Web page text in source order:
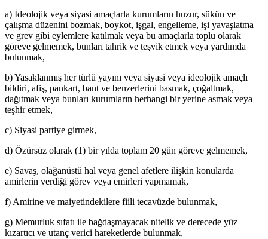
a) İdeolojik veya siyasi amaçlarla kurumların huzur, sükün ve
çalışma düzenini bozmak, boykot, işgal, engelleme, işi yavaşlatma
ve grev gibi eylemlere katılmak veya bu amaçlarla toplu olarak
göreve gelmemek, bunları tahrik ve teşvik etmek veya yardımda
bulunmak,
b) Yasaklanmış her türlü yayını veya siyasi veya ideolojik amaçlı
bildiri, afiş, pankart, bant ve benzerlerini basmak, çoğaltmak,
dağıtmak veya bunları kurumların herhangi bir yerine asmak veya
teşhir etmek,
c) Siyasi partiye girmek,
d) Özürsüz olarak (1) bir yılda toplam 20 gün göreve gelmemek,
e) Savaş, olağanüstü hal veya genel afetlere ilişkin konularda
amirlerin verdiği görev veya emirleri yapmamak,
f) Amirine ve maiyetindekilere fiili tecavüzde bulunmak,
g) Memurluk sıfatı ile bağdaşmayacak nitelik ve derecede yüz
kızartıcı ve utanç verici hareketlerde bulunmak,